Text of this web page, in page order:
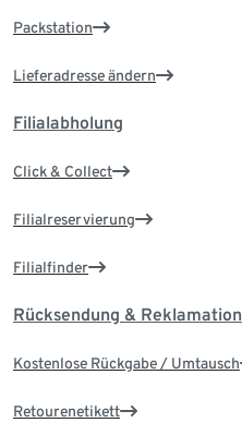
Packstation
Lieferadresse ändern
Filialabholung
Click & Collect
Filialreservierung
Filialfinder
Rücksendung & Reklamation
Kostenlose Rückgabe / Umtausch
Retourenetikett